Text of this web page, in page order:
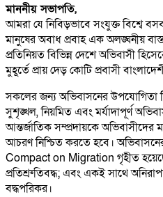
মাননীয় সভাপতি,
আমরা যে নিবিড়ভাবে সংযুক্ত বিশ্বে
মানুষের অবাধ প্রবাহ এক অলঙ্ঘনীয়
প্রতিনিয়ত বিভিন্ন দেশে অভিবাসী
মুহূর্তে প্রায় দেড় কোটি প্রবাসী
সকলের জন্য অভিবাসনের উপযোগিতা
সুশৃঙ্খল, নিয়মিত এবং মর্যাদাপূর্ণ
আন্তর্জাতিক সম্প্রদায়কে অভিবাসীদের
আচরণ নিশ্চিত করতে হবে।
Compact on Migration গৃহীত হয়েছে,
প্রতিশ্রুতিবদ্ধ; এবং একই সাথে
বদ্ধপরিকর।